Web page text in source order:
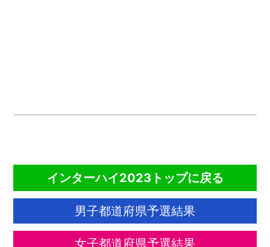
インターハイ2023トップに戻る
男子都道府県予選結果
女子都道府県予選結果